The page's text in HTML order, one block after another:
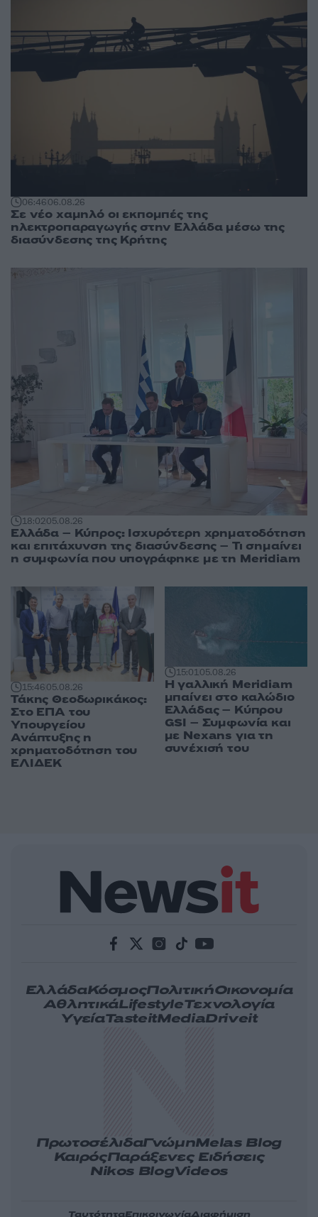
06:4606.08.26
Σε νέο χαμηλό οι εκπομπές της
ηλεκτροπαραγωγής στην Ελλάδα μέσω της
διασύνδεσης της Κρήτης
18:0205.08.26
Ελλάδα – Κύπρος: Ισχυρότερη χρηματοδότηση
και επιτάχυνση της διασύνδεσης – Τι σημαίνει
η συμφωνία που υπογράφηκε με τη Meridiam
15:4605.08.26
Τάκης Θεοδωρικάκος:
Στο ΕΠΑ του
Υπουργείου
Ανάπτυξης η
χρηματοδότηση του
ΕΛΙΔΕΚ
15:0105.08.26
Η γαλλική Meridiam
μπαίνει στο καλώδιο
Ελλάδας – Κύπρου
GSI – Συμφωνία και
με Nexans για τη
συνέχισή του
ΕλλάδαΚόσμοςΠολιτικήΟικονομία
ΑθλητικάLifestyleΤεχνολογία
ΥγείαTasteitMediaDriveit
ΠρωτοσέλιδαΓνώμηMelas Blog
ΚαιρόςΠαράξενες Ειδήσεις
Nikos BlogVideos
ΤαυτότηταΕπικοινωνίαΔιαφήμιση